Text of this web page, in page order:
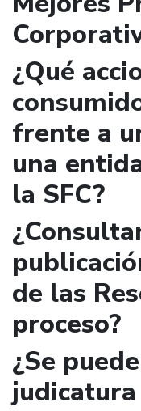
¿Qué
frente a
una
la SFC?
de las
proceso?
¿Se